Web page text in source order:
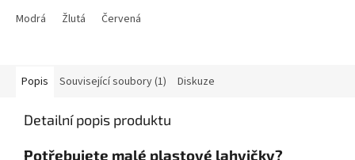
Modrá
Žlutá Červená
Popis Související soubory (1) Diskuze
Detailní popis produktu
Potřebujete malé plastové lahvičky?